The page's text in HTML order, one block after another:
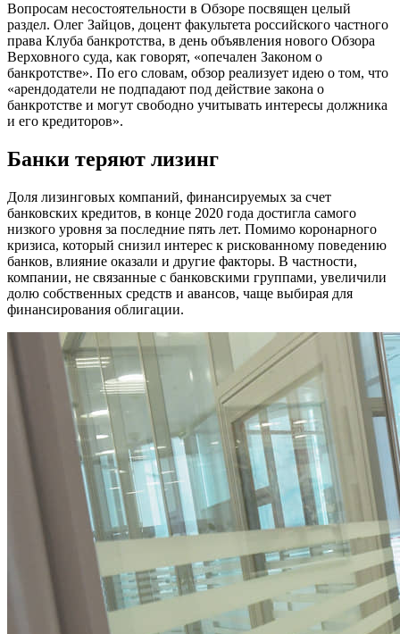
Вопросам несостоятельности в Обзоре посвящен целый
раздел. Олег Зайцов, доцент факультета российского частного
права Клуба банкротства, в день объявления нового Обзора
Верховного суда, как говорят, «опечален Законом о
банкротстве». По его словам, обзор реализует идею о том, что
«арендодатели не подпадают под действие закона о
банкротстве и могут свободно учитывать интересы должника
и его кредиторов».
Банки теряют лизинг
Доля лизинговых компаний, финансируемых за счет
банковских кредитов, в конце 2020 года достигла самого
низкого уровня за последние пять лет. Помимо коронарного
кризиса, который снизил интерес к рискованному поведению
банков, влияние оказали и другие факторы. В частности,
компании, не связанные с банковскими группами, увеличили
долю собственных средств и авансов, чаще выбирая для
финансирования облигации.